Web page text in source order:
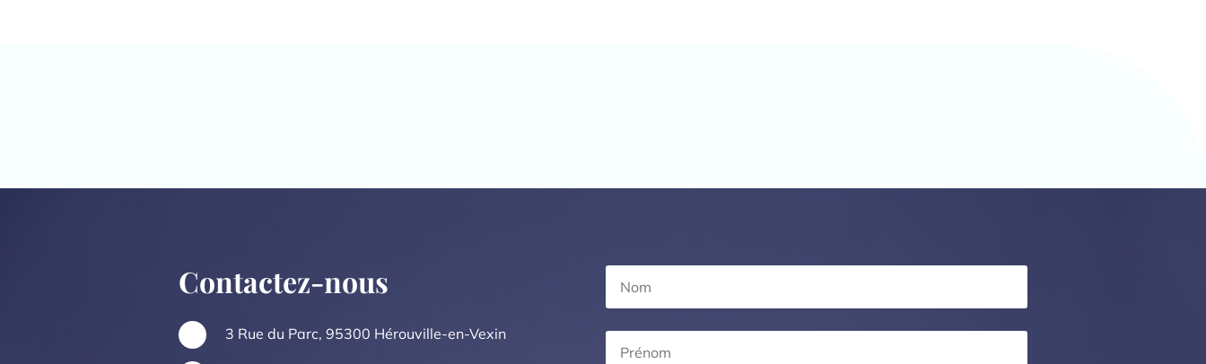
Contactez-nous
3 Rue du Parc, 95300 Hérouville-en-Vexin